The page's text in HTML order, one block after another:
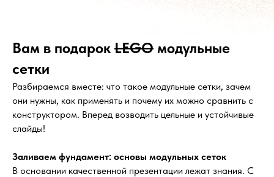
Вам в подарок LEGO модульные
сетки
Разбираемся вместе: что такое модульные сетки, зачем
они нужны, как применять и почему их можно сравнить с
конструктором. Вперед возводить цельные и устойчивые
слайды!
Заливаем фундамент: основы модульных сеток
В основании качественной презентации лежат знания. С